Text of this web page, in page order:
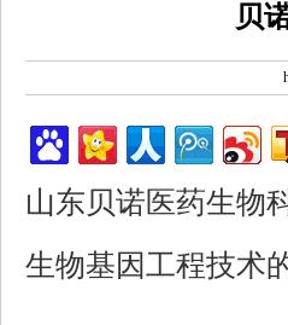
贝
山东贝诺医药生物
生物基因工程技术